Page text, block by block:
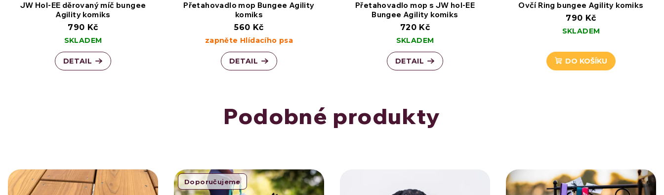
JW Hol-EE děrovaný míč bungee
Agility komiks
790 Kč
SKLADEM
DETAIL
Přetahovadlo mop Bungee Agility
komiks
560 Kč
zapněte Hlídacího psa
DETAIL
Přetahovadlo mop s JW hol-EE
Bungee Agility komiks
720 Kč
SKLADEM
DETAIL
Ovčí Ring bungee Agility komiks
790 Kč
SKLADEM
DO KOŠÍKU
Podobné produkty
Doporučujeme